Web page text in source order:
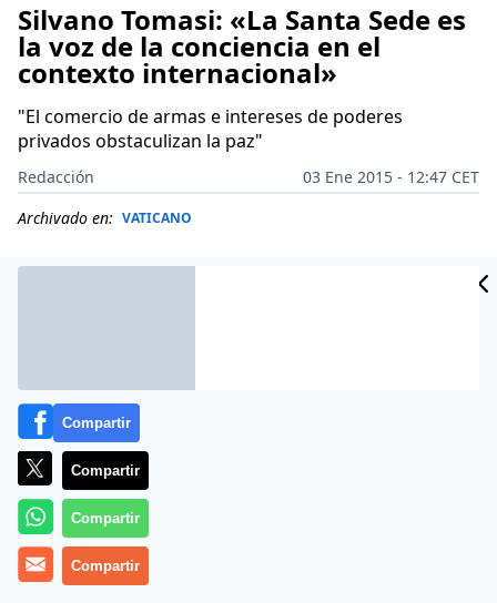
Silvano Tomasi: «La Santa Sede es
la voz de la conciencia en el
contexto internacional»
"El comercio de armas e intereses de poderes
privados obstaculizan la paz"
Redacción
03 Ene 2015 - 12:47 CET
Archivado en: VATICANO
RV).- La violencia no construye. Por tanto, de un
Compartir
Compartir
Compartir
Compartir